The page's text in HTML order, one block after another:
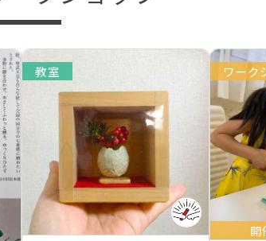
教室 ワーク
開